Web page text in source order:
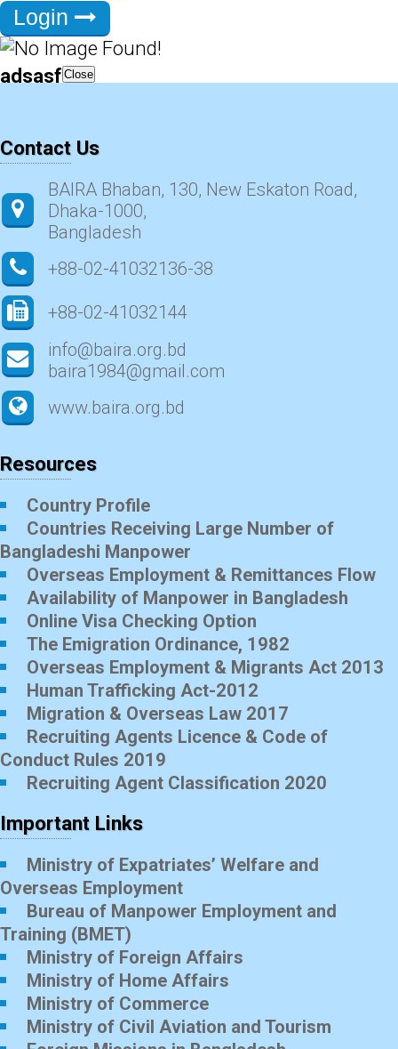
Login
adsasf Close
Contact Us
BAIRA Bhaban, 130, New Eskaton Road,
Dhaka-1000,
Bangladesh
+88-02-41032136-38
+88-02-41032144
info@baira.org.bd
baira1984@gmail.com
www.baira.org.bd
Resources
Country Profile
Countries Receiving Large Number of
Bangladeshi Manpower
Overseas Employment & Remittances Flow
Availability of Manpower in Bangladesh
Online Visa Checking Option
The Emigration Ordinance, 1982
Overseas Employment & Migrants Act 2013
Human Trafficking Act-2012
Migration & Overseas Law 2017
Recruiting Agents Licence & Code of
Conduct Rules 2019
Recruiting Agent Classification 2020
Important Links
Ministry of Expatriates’ Welfare and
Overseas Employment
Bureau of Manpower Employment and
Training (BMET)
Ministry of Foreign Affairs
Ministry of Home Affairs
Ministry of Commerce
Ministry of Civil Aviation and Tourism